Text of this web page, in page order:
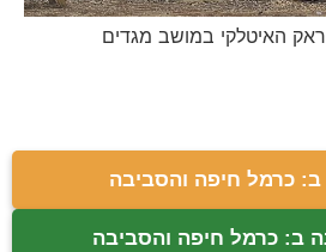
האיטלקי במושב מגדים
כרמל חיפה והסביבה
ב: כרמל חיפה והסביבה